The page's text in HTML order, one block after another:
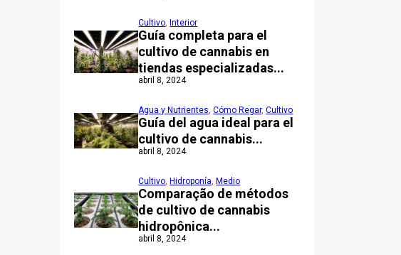
Guía completa para el
cultivo de cannabis en
tiendas especializadas...
Cultivo, Interior
abril 8, 2024
Guía del agua ideal para el
cultivo de cannabis...
Agua y Nutrientes,Cómo Regar,Cultivo
abril 8, 2024
Comparação de métodos
de cultivo de cannabis
hidropônica...
Cultivo, Hidroponía, Medio
abril 8, 2024